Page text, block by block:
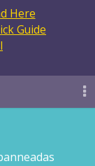
Here
Guide